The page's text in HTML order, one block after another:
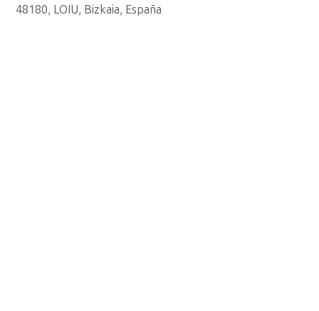
48180, LOIU, Bizkaia, España